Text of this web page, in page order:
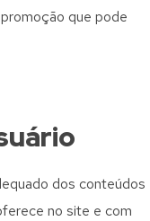
que pode
dos conteúdos
no site e com